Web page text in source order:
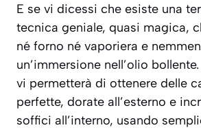
E se vi dicessi che esiste una
tecnica geniale, quasi magica,
né forno né vaporiera e
un’immersione nell’olio
vi permetterà di ottenere delle
perfette, dorate all’esterno e
soffici all’interno, usando